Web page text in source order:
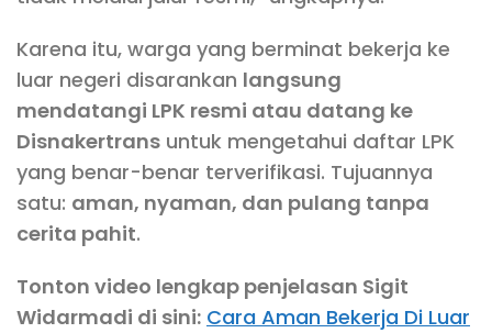
Karena itu, warga yang berminat bekerja ke
luar negeri disarankan langsung
mendatangi LPK resmi atau datang ke
Disnakertrans untuk mengetahui daftar LPK
yang benar-benar terverifikasi. Tujuannya
satu: aman, nyaman, dan pulang tanpa
cerita pahit.
Tonton video lengkap penjelasan Sigit
Widarmadi di sini: Cara Aman Bekerja Di Luar